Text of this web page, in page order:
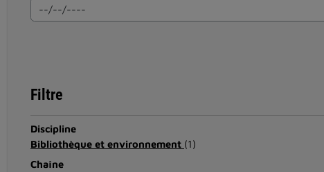
Filtre
Discipline
Bibliothèque et environnement (1)
Chaîne